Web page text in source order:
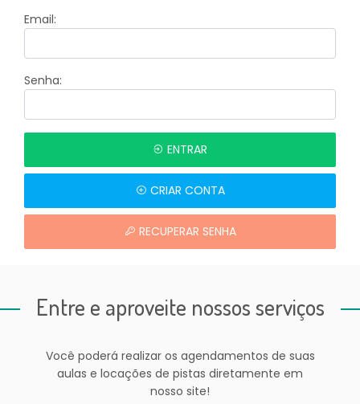
Email:
Senha:
ENTRAR
CRIAR CONTA
RECUPERAR SENHA
Entre e aproveite nossos serviços
Você poderá realizar os agendamentos de suas
aulas e locações de pistas diretamente em
nosso site!